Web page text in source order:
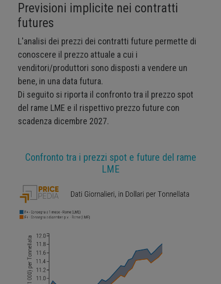
Previsioni implicite nei contratti
futures
L'analisi dei prezzi dei contratti future permette di
conoscere il prezzo attuale a cui i
venditori/produttori sono disposti a vendere un
bene, in una data futura.
Di seguito si riporta il confronto tra il prezzo spot
del rame LME e il rispettivo prezzo future con
scadenza dicembre 2027.
Confronto tra i prezzi spot e future del rame
LME